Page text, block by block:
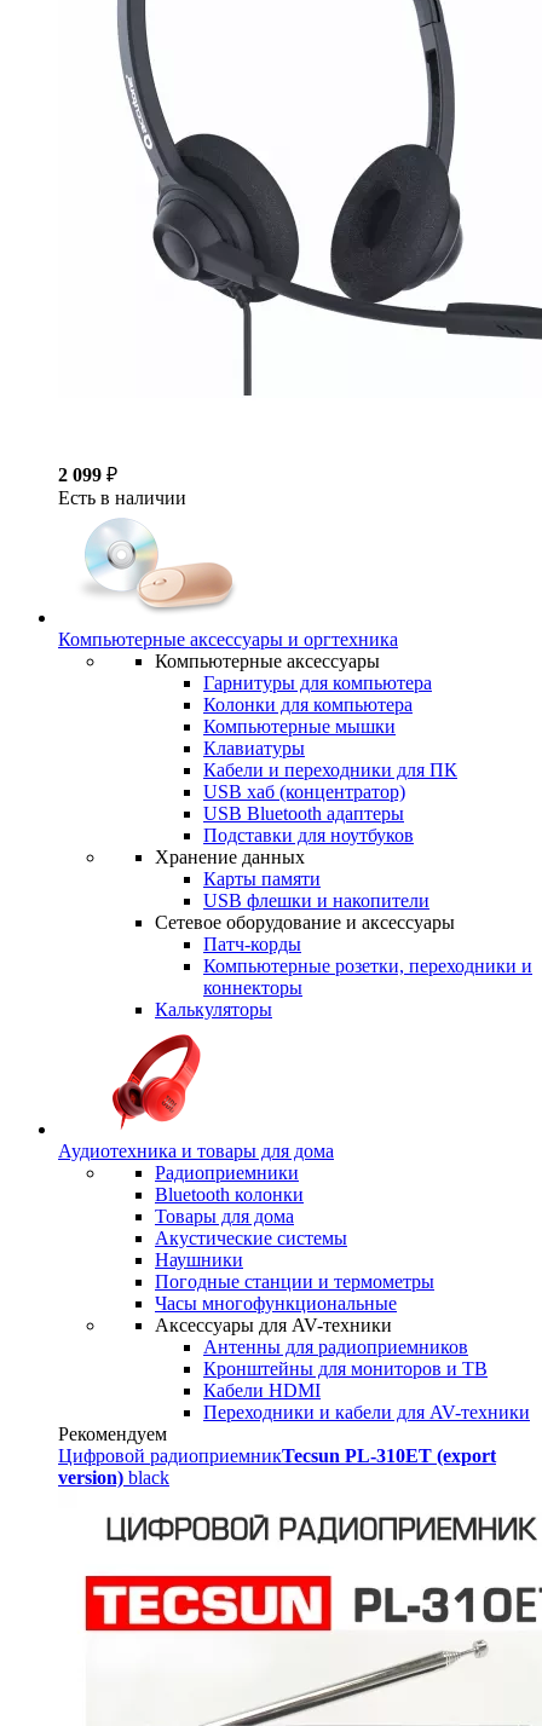
2 099 ₽
Есть в наличии
Компьютерные аксессуары и оргтехника
Компьютерные аксессуары
Гарнитуры для компьютера
Колонки для компьютера
Компьютерные мышки
Клавиатуры
Кабели и переходники для ПК
USB хаб (концентратор)
USB Bluetooth адаптеры
Подставки для ноутбуков
Хранение данных
Карты памяти
USB флешки и накопители
Сетевое оборудование и аксессуары
Патч-корды
Компьютерные розетки, переходники и
коннекторы
Калькуляторы
Аудиотехника и товары для дома
Радиоприемники
Bluetooth колонки
Товары для дома
Акустические системы
Наушники
Погодные станции и термометры
Часы многофункциональные
Аксессуары для AV-техники
Антенны для радиоприемников
Кронштейны для мониторов и ТВ
Кабели HDMI
Переходники и кабели для AV-техники
Рекомендуем
Цифровой радиоприемникTecsun PL-310ET (export
version) black